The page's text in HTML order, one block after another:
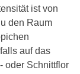
ist von
den Raum
auf das
oder Schnittflor